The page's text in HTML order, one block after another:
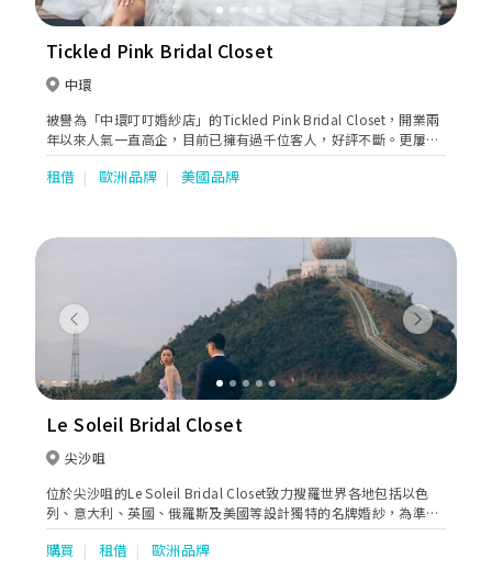
Tickled Pink Bridal Closet
中環
被譽為「中環叮叮婚紗店」的Tickled Pink Bridal Closet，開業兩
年以來人氣一直高企，目前已擁有過千位客人，好評不斷。更屢獲
多個人氣攝影師及化妝師推介，連容祖兒AngelaBaby等名人明星
都對其晚裝禮服愛不釋手。
租借 歐洲品牌 美國品牌
Previous Next
Le Soleil Bridal Closet
尖沙咀
位於尖沙咀的Le Soleil Bridal Closet致力搜羅世界各地包括以色
列、意大利、英國、俄羅斯及美國等設計獨特的名牌婚紗，為準新
娘帶來不同類型、不同風格的婚紗，無論是20年代Gatsby華麗
風、優雅的vintage復古風，以至時尚簡約的輕婚紗，都能滿足不同
購買 租借 歐洲品牌